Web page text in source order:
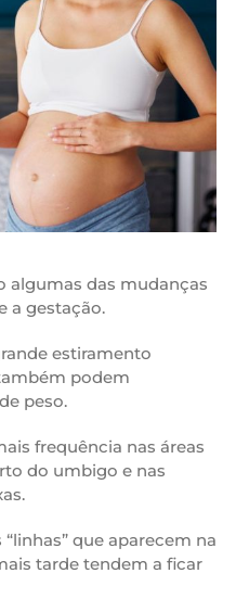
algumas das mudanças
a gestação.
estiramento
podem
peso.
frequência nas áreas
do umbigo e nas
que aparecem na
tarde tendem a ficar